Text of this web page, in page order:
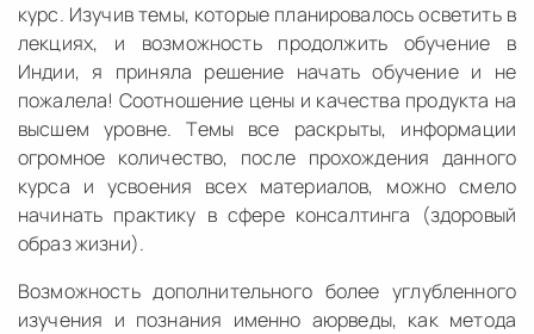
курс. Изучив темы, которые планировалось осветить в
лекциях, и возможность продолжить обучение в
Индии, я приняла решение начать обучение и не
пожалела! Соотношение цены и качества продукта на
высшем уровне. Темы все раскрыты, информации
огромное количество, после прохождения данного
курса и усвоения всех материалов, можно смело
начинать практику в сфере консалтинга (здоровый
образ жизни).
Возможность дополнительного более углубленного
изучения и познания именно аюрведы, как метода